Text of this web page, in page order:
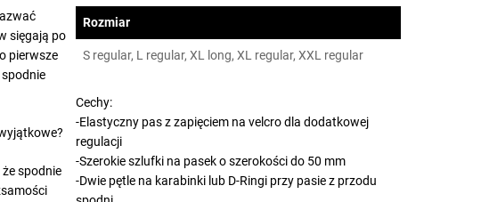
sięgają po
pierwsze
spodnie
Rozmiar
S regular, L regular, XL long, XL regular, XXL regular
Cechy:
-Elastyczny pas z zapięciem na velcro dla dodatkowej
regulacji
-Szerokie szlufki na pasek o szerokości do 50 mm
-Dwie pętle na karabinki lub D-Ringi przy pasie z przodu